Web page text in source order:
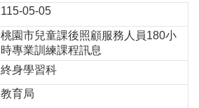
115-05-05
桃園市兒童課後照顧服務人員180小
時專業訓練課程訊息
終身學習科
教育局